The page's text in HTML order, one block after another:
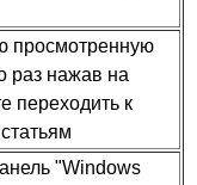
просмотренную
раз нажав на
переходить к
"Windows